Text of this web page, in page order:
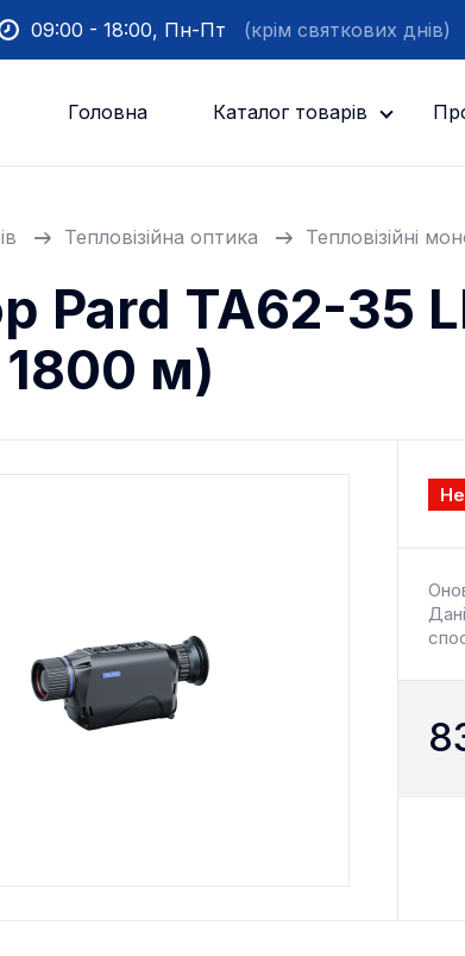
09:00 - 18:00, Пн-Пт (крім святкових днів)
Головна Каталог товарів
Тепловізійна оптика Тепловізійні
Pard TA62-35
м)